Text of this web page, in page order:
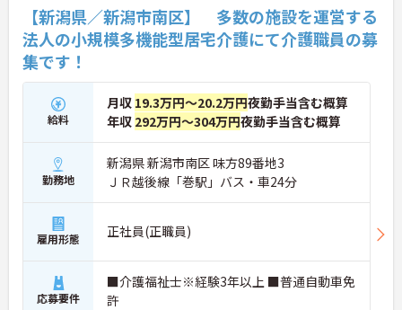
【新潟県／新潟市南区】 多数の施設を運営する
法人の小規模多機能型居宅介護にて介護職員の募
集です！
給料
月収 19.3万円～20.2万円夜勤手当含む概算
年収 292万円～304万円夜勤手当含む概算
勤務地
新潟県 新潟市南区 味方89番地3
ＪＲ越後線「巻駅」バス・車24分
雇用形態 正社員(正職員)
応募要件
■介護福祉士※経験3年以上 ■普通自動車免
許